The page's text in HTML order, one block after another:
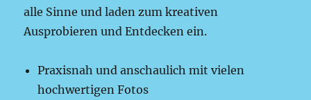
alle Sinne und laden zum kreativen
Ausprobieren und Entdecken ein.
Praxisnah und anschaulich mit vielen
hochwertigen Fotos